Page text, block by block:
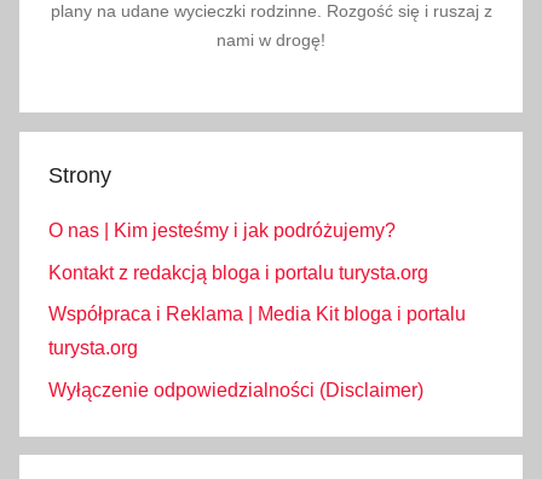
plany na udane wycieczki rodzinne. Rozgość się i ruszaj z
nami w drogę!
Strony
O nas | Kim jesteśmy i jak podróżujemy?
Kontakt z redakcją bloga i portalu turysta.org
Współpraca i Reklama | Media Kit bloga i portalu
turysta.org
Wyłączenie odpowiedzialności (Disclaimer)